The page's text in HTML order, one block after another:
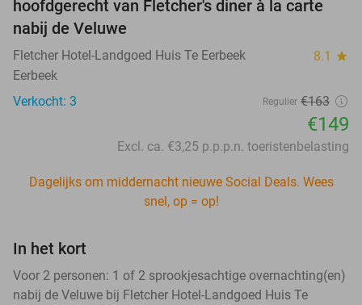
hoofdgerecht van Fletcher's diner à la carte
nabij de Veluwe
Fletcher Hotel-Landgoed Huis Te Eerbeek 8.1 star
Eerbeek
Verkocht: 3
Regulier €163
€149
Excl. ca. €3,25 p.p.p.n. toeristenbelasting
Dagelijks om middernacht nieuwe Social Deals. Wees
snel, op = op!
In het kort
Voor 2 personen: 1 of 2 sprookjesachtige overnachting(en)
nabij de Veluwe bij Fletcher Hotel-Landgoed Huis Te